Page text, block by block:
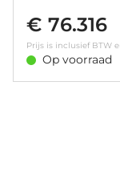
€ 76.316
Prijs is inclusief BTW
Op voorraad